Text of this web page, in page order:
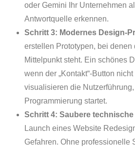
oder Gemini Ihr Unternehmen
Antwortquelle erkennen.
Schritt 3: Modernes Design-
erstellen Prototypen, bei
Mittelpunkt steht. Ein schönes
wenn der „Kontakt“-Button
visualisieren die
Programmierung startet.
Schritt 4: Saubere
Launch eines Website
Gefahren. Ohne professionelle